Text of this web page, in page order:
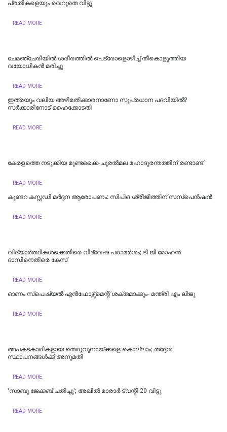
പ്രതികളെയും വെറുതെ വിട്ടു
READ MORE
ചേമഞ്ചേരിയില്‍ ശരീരത്തില്‍ പെട്രോളൊഴിച്ച് തീകൊളുത്തിയ
വയോധികന്‍ മരിച്ചു
READ MORE
ഇത്രയും വലിയ അഴിമതിക്കാരനാണോ സുപ്രധാന പദവിയിൽ?
സർക്കാരിനോട് ഹൈക്കോടതി
READ MORE
കേരളത്തെ നടുക്കിയ മുണ്ടക്കൈ-ചൂരല്‍മല മഹാദുരന്തത്തിന് രണ്ടാണ്ട്
READ MORE
കുണ്ടറ കസ്റ്റഡി മര്‍ദ്ദന ആരോപണം: സിപിഒ ശ്രീജിത്തിന് സസ്‌പെന്‍ഷന്‍
READ MORE
വിദ്യാര്‍ത്ഥികള്‍ക്കെതിരെ വിദ്വേഷ പരാമര്‍ശം; ടി ജി മോഹന്‍
ദാസിനെതിരെ കേസ്
READ MORE
ഓണം സ്‌പെഷ്യൽ എൻഫോഴ്സ്മെന്റ് ശക്തമാക്കും- മന്ത്രി എം ലിജു
READ MORE
അപകടകാരികളായ തെരുവുനായ്ക്കളെ കൊല്ലാം; തദ്ദേശ
സ്ഥാപനങ്ങൾക്ക് അനുമതി
READ MORE
'സാബു ജേക്കബ് ചതിച്ചു'; അഖിൽ മാരാർ ട്വന്റി 20 വിട്ടു
READ MORE